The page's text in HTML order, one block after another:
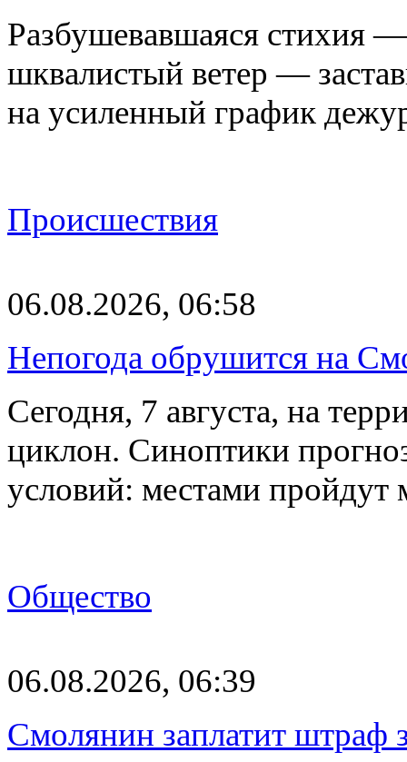
Разбушевавшаяся стихия
шквалистый ветер —
на усиленный график
Происшествия
06.08.2026, 06:58
Непогода обрушится на
Сегодня, 7 августа, на
циклон. Синоптики
условий: местами
Общество
06.08.2026, 06:39
Смолянин заплатит штраф